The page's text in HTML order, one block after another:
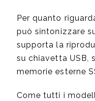
Per quanto
può sintonizzare
supporta la
su chiavetta USB,
memorie esterne
Come tutti i